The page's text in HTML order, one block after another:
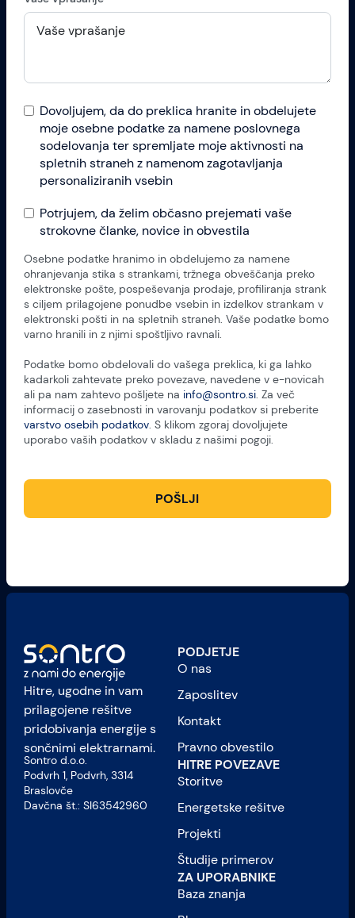
Dovoljujem, da do preklica hranite in obdelujete
moje osebne podatke za namene poslovnega
sodelovanja ter spremljate moje aktivnosti na
spletnih straneh z namenom zagotavljanja
personaliziranih vsebin
Potrjujem, da želim občasno prejemati vaše
strokovne članke, novice in obvestila
Osebne podatke hranimo in obdelujemo za namene
ohranjevanja stika s strankami, tržnega obveščanja preko
elektronske pošte, pospeševanja prodaje, profiliranja strank
s ciljem prilagojene ponudbe vsebin in izdelkov strankam v
elektronski pošti in na spletnih straneh. Vaše podatke bomo
varno hranili in z njimi spoštljivo ravnali.
Podatke bomo obdelovali do vašega preklica, ki ga lahko
kadarkoli zahtevate preko povezave, navedene v e-novicah
ali pa nam zahtevo pošljete na info@sontro.si. Za več
informacij o zasebnosti in varovanju podatkov si preberite
varstvo osebih podatkov. S klikom zgoraj dovoljujete
uporabo vaših podatkov v skladu z našimi pogoji.
POŠLJI
Hitre, ugodne in vam
prilagojene rešitve
pridobivanja energije s
sončnimi elektrarnami.
Sontro d.o.o.
Podvrh 1, Podvrh, 3314
Braslovče
Davčna št.: SI63542960
PODJETJE
O nas
Zaposlitev
Kontakt
Pravno obvestilo
HITRE POVEZAVE
Storitve
Energetske rešitve
Projekti
Študije primerov
ZA UPORABNIKE
Baza znanja